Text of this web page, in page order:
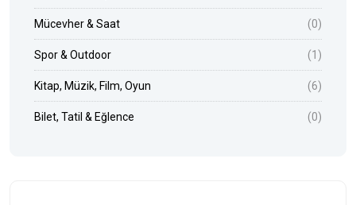
Mücevher & Saat (0)
Spor & Outdoor (1)
Kitap, Müzik, Film, Oyun (6)
Bilet, Tatil & Eğlence (0)